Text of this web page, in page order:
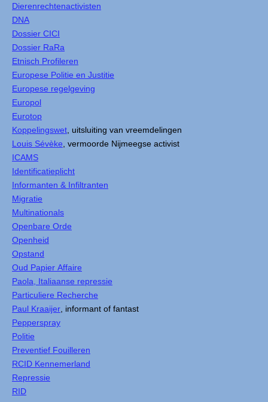
Dierenrechtenactivisten
DNA
Dossier CICI
Dossier RaRa
Etnisch Profileren
Europese Politie en Justitie
Europese regelgeving
Europol
Eurotop
Koppelingswet , uitsluiting van vreemdelingen
Louis Sévèke , vermoorde Nijmeegse activist
ICAMS
Identificatieplicht
Informanten & Infiltranten
Migratie
Multinationals
Openbare Orde
Openheid
Opstand
Oud Papier Affaire
Paola, Italiaanse repressie
Particuliere Recherche
Paul Kraaijer , informant of fantast
Pepperspray
Politie
Preventief Fouilleren
RCID Kennemerland
Repressie
RID